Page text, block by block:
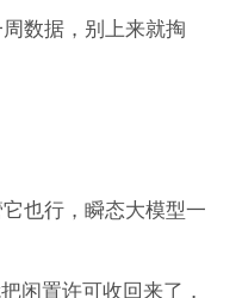
数据，别上来就掏
也行，瞬态大模型一
闲置许可收回来了，